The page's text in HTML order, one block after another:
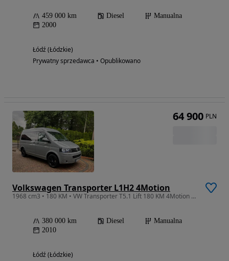
459 000 km Diesel
Manualna
2000
Łódź (Łódzkie)
Prywatny sprzedawca • Opublikowano
Volkswagen Transporter L1H2 4Motion
1968 cm3 • 180 KM • VW Transporter T5.1 Lift 180 KM 4Motion L1H2 | Camper | Zabudowa | 4x4
380 000 km Diesel
Manualna
2010
Łódź (Łódzkie)
64 900 PLN